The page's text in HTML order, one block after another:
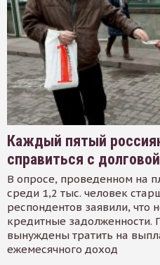
Каждый пятый
справиться с
В опросе, проведенном на
среди 1,2 тыс. человек
респондентов заявили, что
кредитные задолженности.
вынуждены тратить на
ежемесячного доход